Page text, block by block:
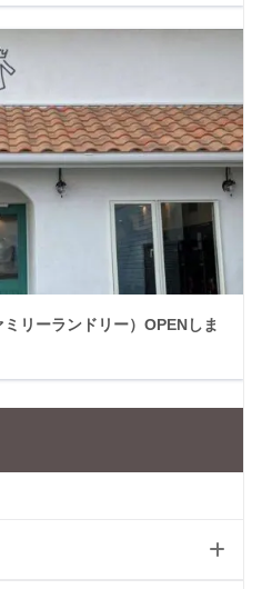
リーランドリー）OPENしま